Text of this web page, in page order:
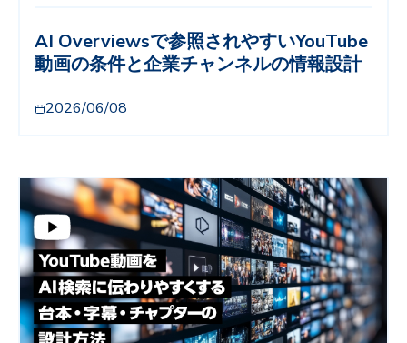
AI Overviewsで参照されやすいYouTube
動画の条件と企業チャンネルの情報設計
2026/06/08